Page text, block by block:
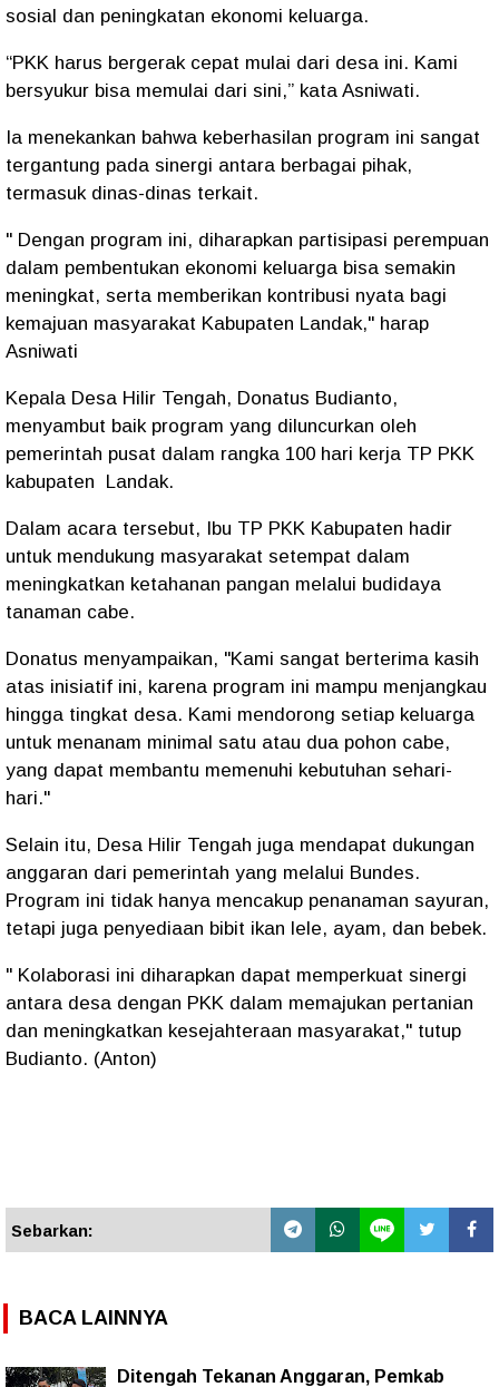
sosial dan peningkatan ekonomi keluarga.
“PKK harus bergerak cepat mulai dari desa ini. Kami
bersyukur bisa memulai dari sini,” kata Asniwati.
Ia menekankan bahwa keberhasilan program ini sangat
tergantung pada sinergi antara berbagai pihak,
termasuk dinas-dinas terkait.
" Dengan program ini, diharapkan partisipasi perempuan
dalam pembentukan ekonomi keluarga bisa semakin
meningkat, serta memberikan kontribusi nyata bagi
kemajuan masyarakat Kabupaten Landak," harap
Asniwati
Kepala Desa Hilir Tengah, Donatus Budianto,
menyambut baik program yang diluncurkan oleh
pemerintah pusat dalam rangka 100 hari kerja TP PKK
kabupaten Landak.
Dalam acara tersebut, Ibu TP PKK Kabupaten hadir
untuk mendukung masyarakat setempat dalam
meningkatkan ketahanan pangan melalui budidaya
tanaman cabe.
Donatus menyampaikan, "Kami sangat berterima kasih
atas inisiatif ini, karena program ini mampu menjangkau
hingga tingkat desa. Kami mendorong setiap keluarga
untuk menanam minimal satu atau dua pohon cabe,
yang dapat membantu memenuhi kebutuhan sehari-
hari."
Selain itu, Desa Hilir Tengah juga mendapat dukungan
anggaran dari pemerintah yang melalui Bundes.
Program ini tidak hanya mencakup penanaman sayuran,
tetapi juga penyediaan bibit ikan lele, ayam, dan bebek.
" Kolaborasi ini diharapkan dapat memperkuat sinergi
antara desa dengan PKK dalam memajukan pertanian
dan meningkatkan kesejahteraan masyarakat," tutup
Budianto. (Anton)
Sebarkan:
BACA LAINNYA
Ditengah Tekanan Anggaran, Pemkab